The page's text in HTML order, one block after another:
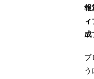
報
成
ブ
う